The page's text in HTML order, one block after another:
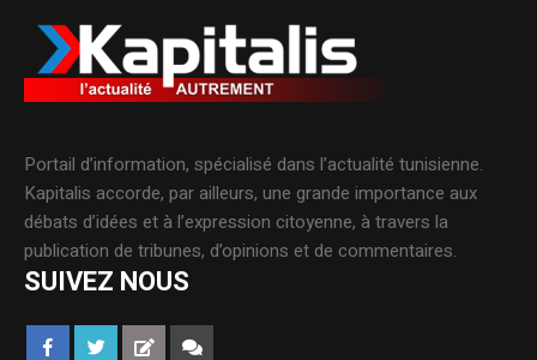
Portail d’information, spécialisé dans l’actualité tunisienne.
Kapitalis accorde, par ailleurs, une grande importance aux
débats d’idées et à l’expression citoyenne, à travers la
publication de tribunes, d’opinions et de commentaires.
SUIVEZ NOUS